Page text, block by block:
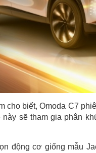
cho biết, Omoda C7
này sẽ tham gia phân
động cơ giống mẫu